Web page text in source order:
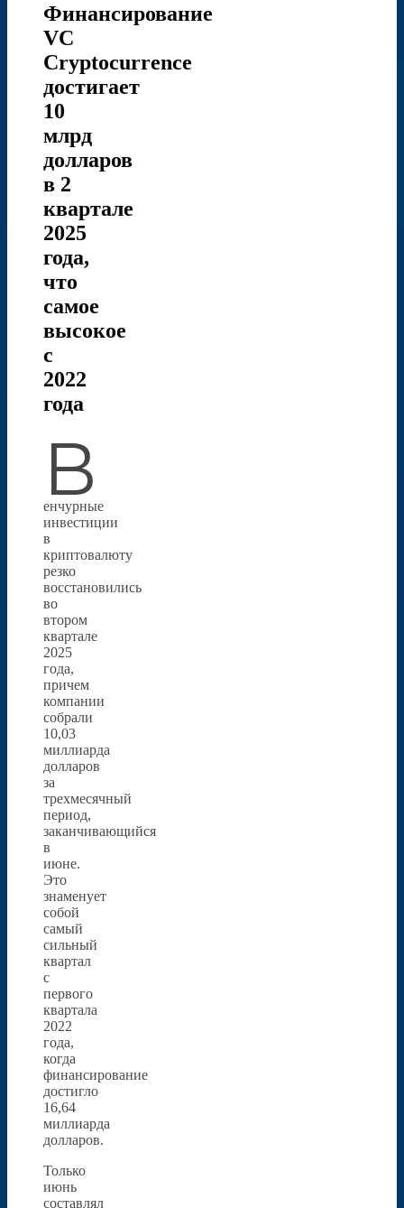
Финансирование
VC
Cryptocurrence
достигает
10
млрд
долларов
в 2
квартале
2025
года,
что
самое
высокое
с
2022
года
В
енчурные
инвестиции
в
криптовалюту
резко
восстановились
во
втором
квартале
2025
года,
причем
компании
собрали
10,03
миллиарда
долларов
за
трехмесячный
период,
заканчивающийся
в
июне.
Это
знаменует
собой
самый
сильный
квартал
с
первого
квартала
2022
года,
когда
финансирование
достигло
16,64
миллиарда
долларов.
Только
июнь
составлял